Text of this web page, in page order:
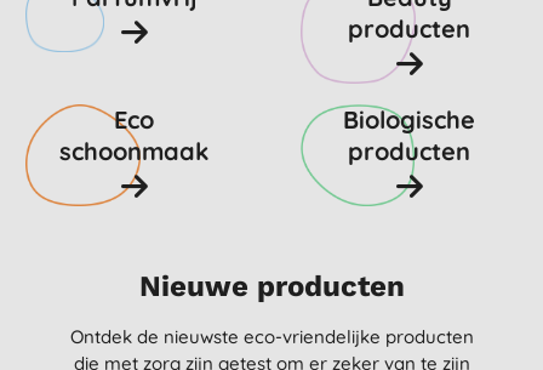
producten
Eco
schoonmaak
Biologische
producten
Nieuwe producten
Ontdek de nieuwste eco-vriendelijke producten
die met zorg zijn getest om er zeker van te zijn